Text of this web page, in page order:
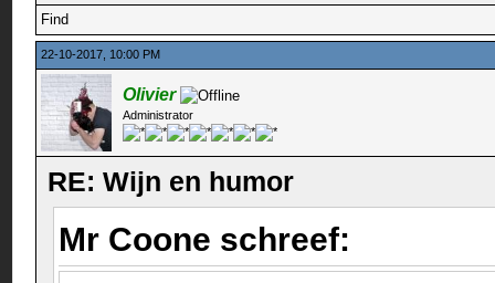
Find
22-10-2017, 10:00 PM
Olivier
Administrator
RE: Wijn en humor
Mr Coone schreef: